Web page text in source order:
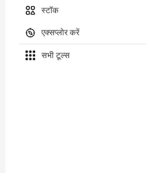
स्टॉक
एक्सप्लोर करें
सभी टूल्‍स